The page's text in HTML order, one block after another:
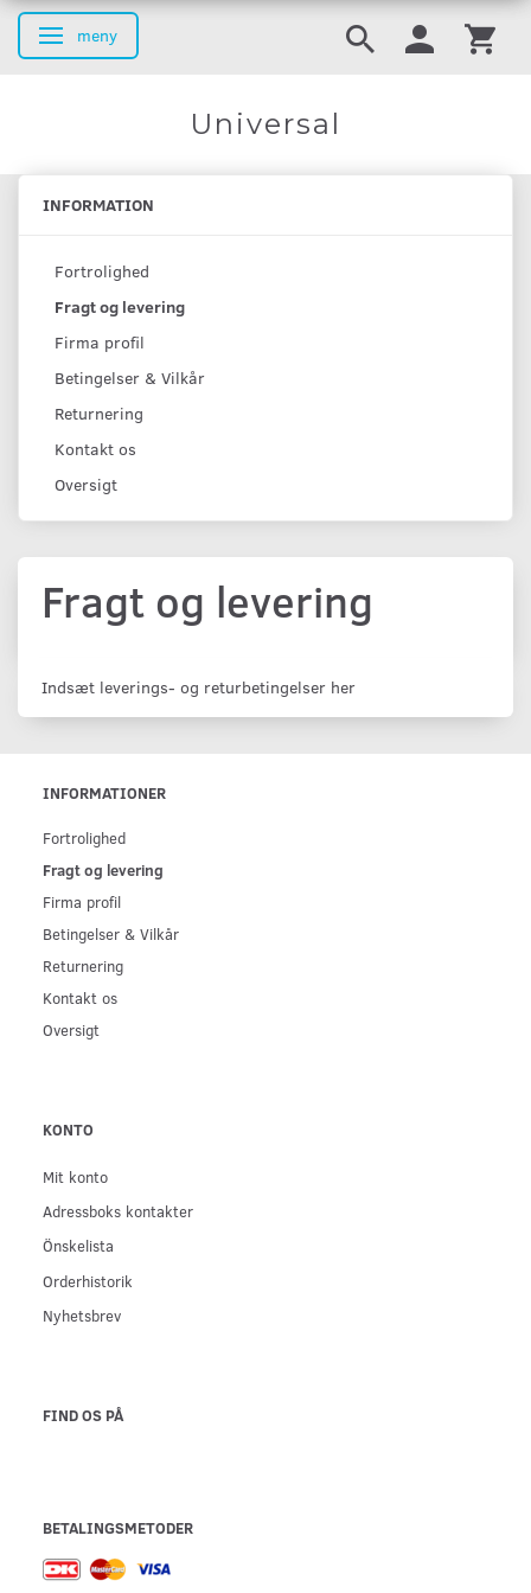
Ändra navigering
meny
Universal
INFORMATION
Fortrolighed
Fragt og levering
Firma profil
Betingelser & Vilkår
Returnering
Kontakt os
Oversigt
Fragt og levering
Indsæt leverings- og returbetingelser her
INFORMATIONER
Fortrolighed
Fragt og levering
Firma profil
Betingelser & Vilkår
Returnering
Kontakt os
Oversigt
KONTO
Mit konto
Adressboks kontakter
Önskelista
Orderhistorik
Nyhetsbrev
FIND OS PÅ
BETALINGSMETODER